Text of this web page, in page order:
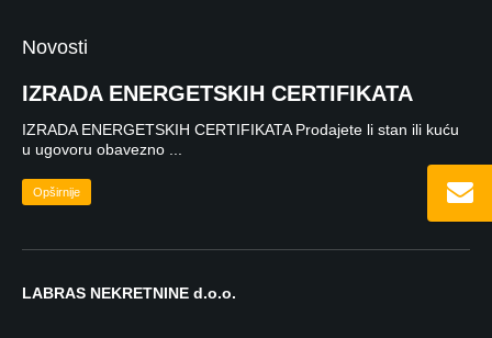
Novosti
IZRADA ENERGETSKIH CERTIFIKATA
IZRADA ENERGETSKIH CERTIFIKATA Prodajete li stan ili kuću
u ugovoru obavezno ...
Opširnije
LABRAS NEKRETNINE d.o.o.